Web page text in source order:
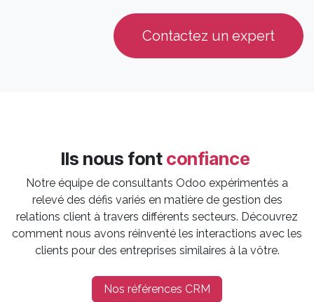
Contactez un expert
Ils nous font confiance
Notre équipe de consultants Odoo expérimentés a
relevé des défis variés en matière de gestion des
relations client à travers différents secteurs. Découvrez
comment nous avons réinventé les interactions avec les
clients pour des entreprises similaires à la vôtre.
Nos références CRM